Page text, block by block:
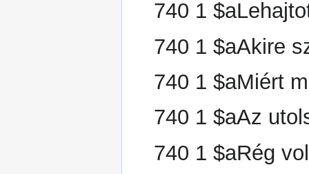
740 1
740 1 $aAkire
740 1 $aMiért
740 1 $aAz
740 1 $aRég